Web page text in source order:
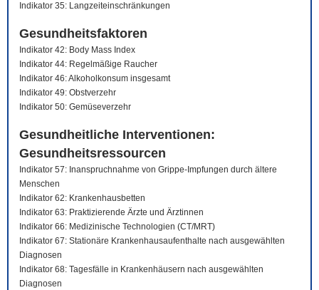
Indikator 35: Langzeiteinschränkungen
Gesundheitsfaktoren
Indikator 42: Body Mass Index
Indikator 44: Regelmäßige Raucher
Indikator 46: Alkoholkonsum insgesamt
Indikator 49: Obstverzehr
Indikator 50: Gemüseverzehr
Gesundheitliche Interventionen:
Gesundheitsressourcen
Indikator 57: Inanspruchnahme von Grippe-Impfungen durch ältere
Menschen
Indikator 62: Krankenhausbetten
Indikator 63: Praktizierende Ärzte und Ärztinnen
Indikator 66: Medizinische Technologien (CT/MRT)
Indikator 67: Stationäre Krankenhausaufenthalte nach ausgewählten
Diagnosen
Indikator 68: Tagesfälle in Krankenhäusern nach ausgewählten
Diagnosen